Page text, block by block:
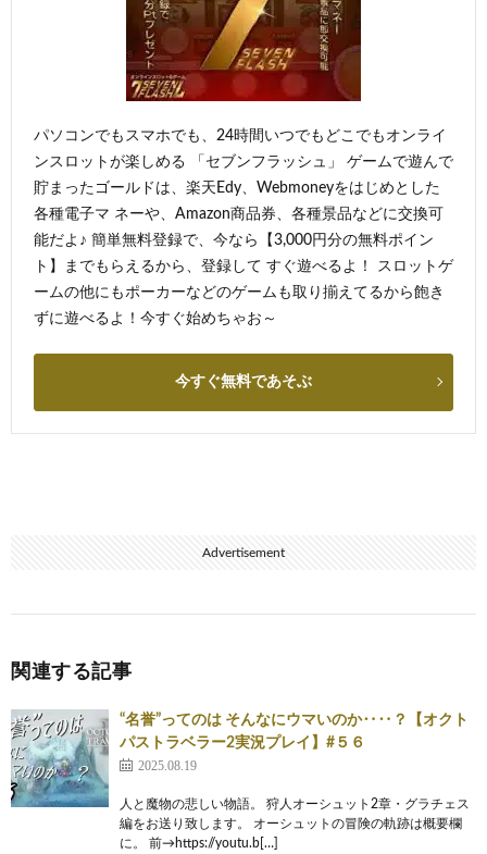
パソコンでもスマホでも、24時間いつでもどこでもオンライ
ンスロットが楽しめる 「セブンフラッシュ」 ゲームで遊んで
貯まったゴールドは、楽天Edy、Webmoneyをはじめとした
各種電子マ ネーや、Amazon商品券、各種景品などに交換可
能だよ♪ 簡単無料登録で、今なら【3,000円分の無料ポイン
ト】までもらえるから、登録して すぐ遊べるよ！ スロットゲ
ームの他にもポーカーなどのゲームも取り揃えてるから飽き
ずに遊べるよ！今すぐ始めちゃお～
今すぐ無料であそぶ
Advertisement
関連する記事
“名誉”ってのは そんなにウマいのか‥‥？【オクト
パストラベラー2実況プレイ】#５６
2025.08.19
人と魔物の悲しい物語。 狩人オーシュット2章・グラチェス
編をお送り致します。 オーシュットの冒険の軌跡は概要欄
に。 前→https://youtu.b[…]